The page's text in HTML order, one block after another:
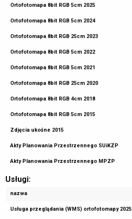
Ortofotomapa 8bit RGB 5cm 2025
Ortofotomapa 8bit RGB 5cm 2024
Ortofotomapa 8bit RGB 25cm 2023
Ortofotomapa 8bit RGB 5cm 2022
Ortofotomapa 8bit RGB 5cm 2021
Ortofotomapa 8bit RGB 25cm 2020
Ortofotomapa 8bit RGB 4cm 2018
Ortofotomapa 8bit RGB 5cm 2015
Zdjęcia ukośne 2015
Akty Planowania Przestrzennego SUiKZP
Akty Planowania Przestrzennego MPZP
Usługi:
nazwa
Usługa przeglądania (WMS) ortofotomapy 2025